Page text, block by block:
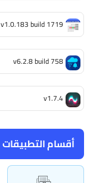
أقسام التطبيقات
v1.0.183 build 1719
v6.2.8 build 758
v1.7.4